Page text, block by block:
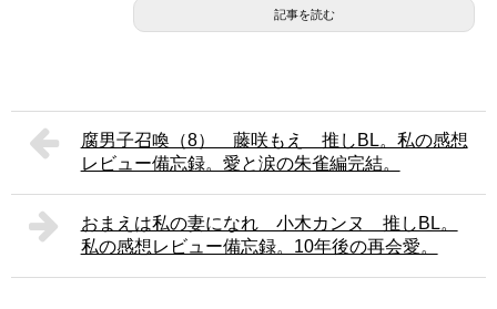
記事を読む
腐男子召喚（8） 藤咲もえ 推しBL。私の感想
レビュー備忘録。愛と涙の朱雀編完結。
おまえは私の妻になれ 小木カンヌ 推しBL。
私の感想レビュー備忘録。10年後の再会愛。